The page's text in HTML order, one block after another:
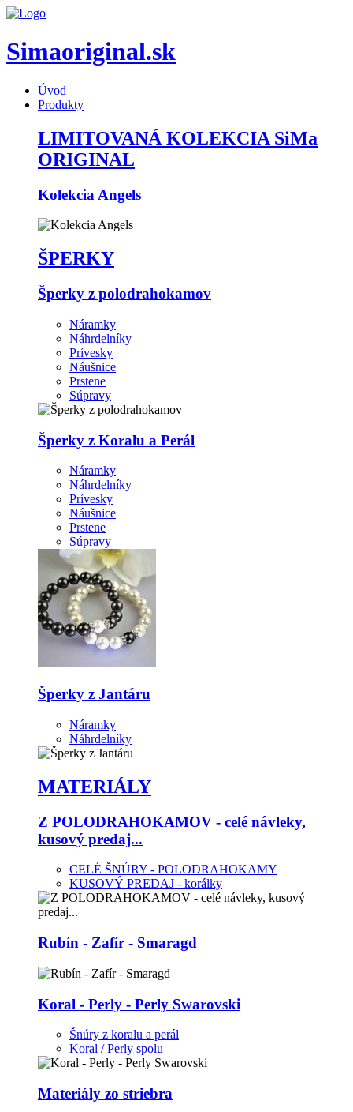
Simaoriginal.sk
Úvod
Produkty
LIMITOVANÁ KOLEKCIA SiMa
ORIGINAL
Kolekcia Angels
ŠPERKY
Šperky z polodrahokamov
Náramky
Náhrdelníky
Prívesky
Náušnice
Prstene
Súpravy
Šperky z Koralu a Perál
Náramky
Náhrdelníky
Prívesky
Náušnice
Prstene
Súpravy
Šperky z Jantáru
Náramky
Náhrdelníky
MATERIÁLY
Z POLODRAHOKAMOV - celé návleky,
kusový predaj...
CELÉ ŠNÚRY - POLODRAHOKAMY
KUSOVÝ PREDAJ - korálky
Rubín - Zafír - Smaragd
Koral - Perly - Perly Swarovski
Šnúry z koralu a perál
Koral / Perly spolu
Materiály zo striebra